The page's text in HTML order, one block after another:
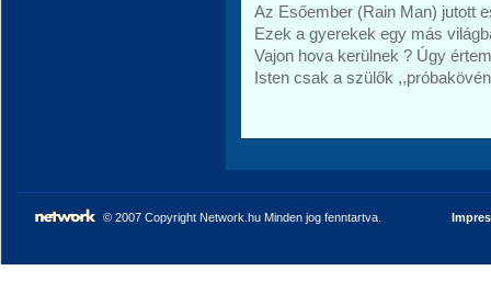
Az Esőember (Rain Man) jutott
Ezek a gyerekek egy más
Vajon hova kerülnek ? Úgy
Isten csak a szülők
© 2007 Copyright Network.hu Minden jog fenntartva.